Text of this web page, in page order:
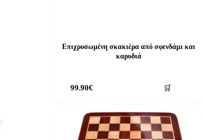
Επιχρυσωμένη σκακιέρα από σφενδάμι και
καρυδιά
99.90€ 🛒